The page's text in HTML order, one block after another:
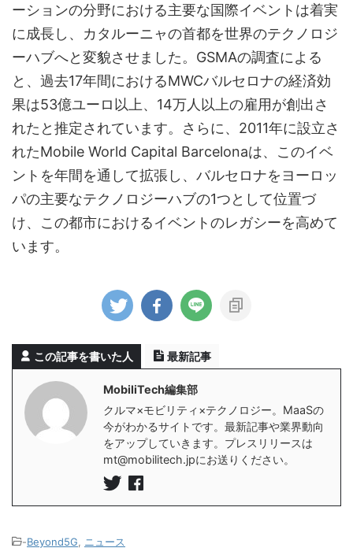
ーションの分野における主要な国際イベントは着実
に成長し、カタルーニャの首都を世界のテクノロジ
ーハブへと変貌させました。GSMAの調査による
と、過去17年間におけるMWCバルセロナの経済効
果は53億ユーロ以上、14万人以上の雇用が創出さ
れたと推定されています。さらに、2011年に設立さ
れたMobile World Capital Barcelonaは、このイベ
ントを年間を通して拡張し、バルセロナをヨーロッ
パの主要なテクノロジーハブの1つとして位置づ
け、この都市におけるイベントのレガシーを高めて
います。
この記事を書いた人 最新記事
MobiliTech編集部
クルマ×モビリティ×テクノロジー。MaaSの
今がわかるサイトです。最新記事や業界動向
をアップしていきます。プレスリリースは
mt@mobilitech.jpにお送りください。
-Beyond5G
ニュース